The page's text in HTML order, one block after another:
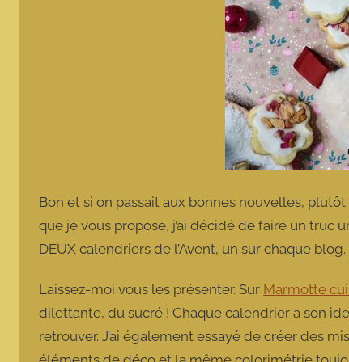
Bon et si on passait aux bonnes nouvelles,
que je vous propose, j’ai décidé de faire un truc
DEUX calendriers de l’Avent, un sur chaque
Laissez-moi vous les présenter. Sur Marmotte
dilettante, du sucré ! Chaque calendrier a son
retrouver. J’ai également essayé de créer des